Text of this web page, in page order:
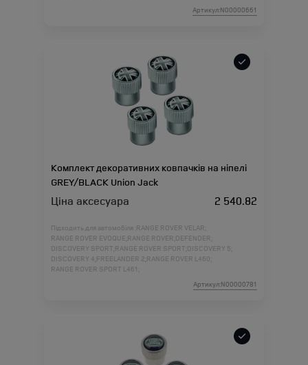
Артикул:N00000661
Комплект декоративних ковпачків на ніпелі
GREY/BLACK Union Jack
Ціна аксесуара 2 540.82
Підходить для автомобіля : RANGE ROVER VELAR;
RANGE ROVER EVOQUE; RANGE ROVER; DEFENDER;
DISCOVERY SPORT; RANGE ROVER SPORT; DISCOVERY 5;
DISCOVERY 4; FREELANDER 2; RANGE ROVER L460;
RANGE ROVER SPORT L461;
Артикул:N00000781